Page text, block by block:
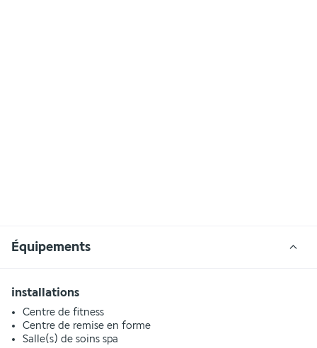
Équipements
installations
Centre de fitness
Centre de remise en forme
Salle(s) de soins spa